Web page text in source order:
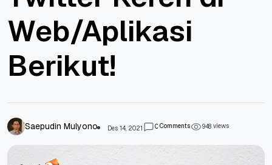
Web/Aplikasi
Berikut!
Saepudin Mulyono Des 14, 2021 0Comments 948views